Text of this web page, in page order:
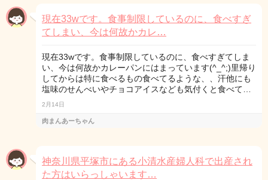
現在33wです。食事制限しているのに、食べすぎ
てしまい、今は何故かカレ…
現在33wです。食事制限しているのに、食べすぎてしま
い、今は何故かカレーパンにはまっています(^_^;)里帰り
してからは特に食べるもの食べてるような、、汗他にも
塩味のせんべいやチョコアイスなども気付くと食べて…
2月14日
肉まんあーちゃん
神奈川県平塚市にある小清水産婦人科で出産され
た方はいらっしゃいます…